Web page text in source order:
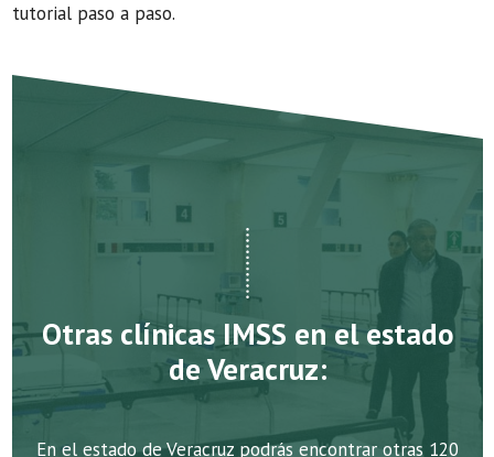
tutorial paso a paso.
Otras clínicas IMSS en el estado
de Veracruz:
En el estado de Veracruz podrás encontrar otras 120